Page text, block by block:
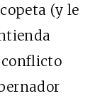
(y le
conflicto